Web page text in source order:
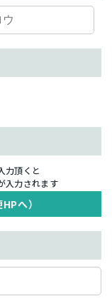
力頂くと
入力されます
へ）